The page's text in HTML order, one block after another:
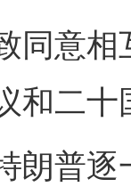
意相
和二十
普逐